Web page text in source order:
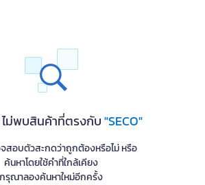
ม่พบสินค้าที่ตรงกับ"SECO"
สอบตัวสะกดว่าถูกต้องหรือไม่ หรือ
ค้นหาโดยใช้คำที่ใกล้เคียง
กรุณาลองค้นหาใหม่อีกครั้ง